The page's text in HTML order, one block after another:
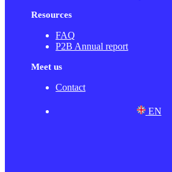
Resources
FAQ
P2B Annual report
Meet us
Contact
EN